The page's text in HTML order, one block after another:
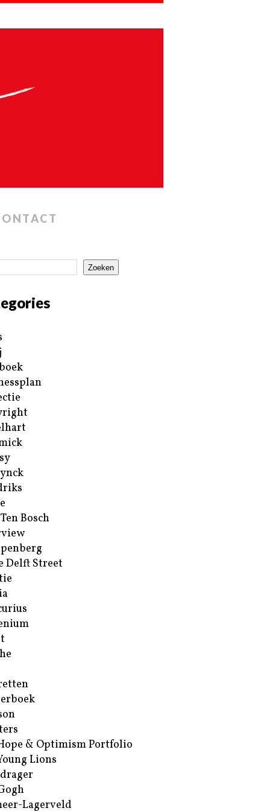
Zoeken
Bosch
Delft Street
& Optimism Portfolio
Lions
Lagerveld